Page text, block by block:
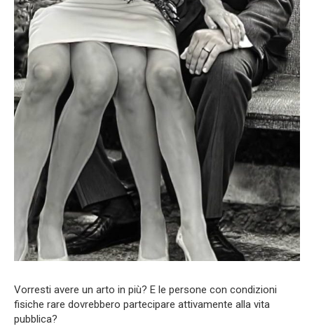
Vorresti avere un arto in più? E le persone con condizioni
fisiche rare dovrebbero partecipare attivamente alla vita
pubblica?